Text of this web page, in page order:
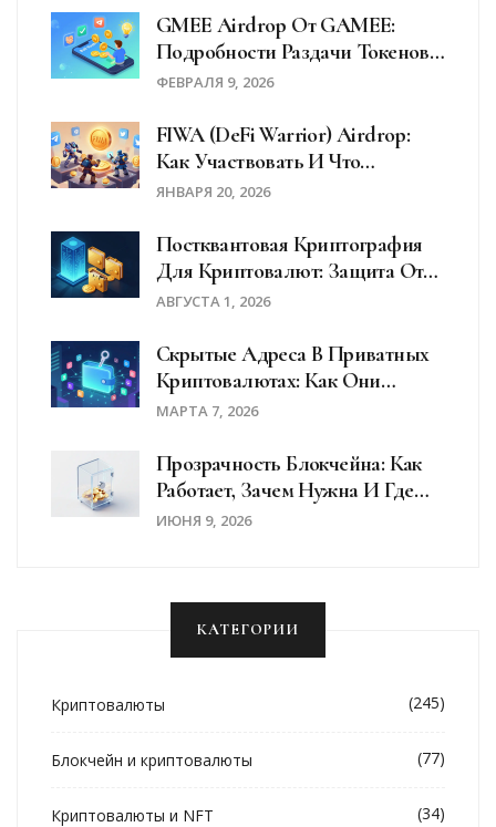
GMEE Airdrop От GAMEE:
Подробности Раздачи Токенов
И Как Участвовать В WATCoin
ФЕВРАЛЯ 9, 2026
FIWA (DeFi Warrior) Airdrop:
Как Участвовать И Что
Известно О Распределении
ЯНВАРЯ 20, 2026
Постквантовая Криптография
Для Криптовалют: Защита От
Квантовых Угроз
АВГУСТА 1, 2026
Скрытые Адреса В Приватных
Криптовалютах: Как Они
Работают И Почему Это Важно
МАРТА 7, 2026
Прозрачность Блокчейна: Как
Работает, Зачем Нужна И Где
Применяется
ИЮНЯ 9, 2026
КАТЕГОРИИ
Криптовалюты (245)
Блокчейн и криптовалюты (77)
Криптовалюты и NFT (34)